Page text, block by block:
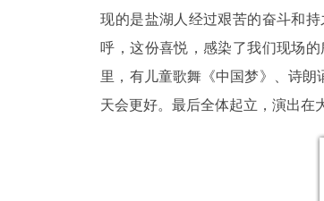
现的是盐湖人经过艰苦的奋斗和
呼，这份喜悦，感染了我们现场
里，有儿童歌舞《中国梦》、诗
天会更好。最后全体起立，演出在